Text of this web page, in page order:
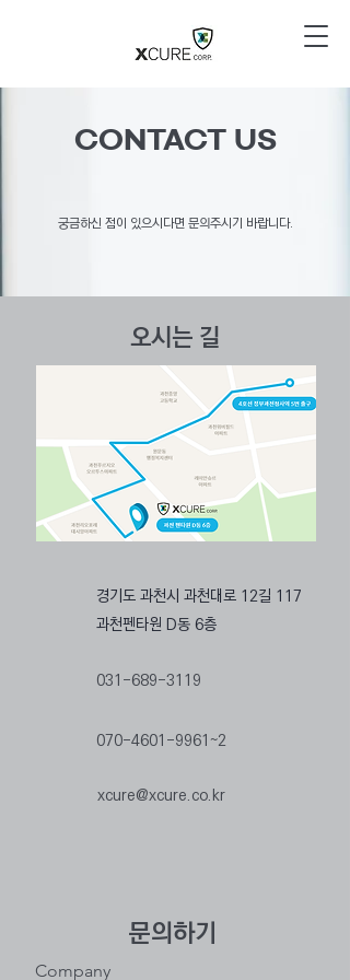
CONTACT US
궁금하신 점이 있으시다면 문의주시기 바랍니다.
오시는 길
경기도 과천시 과천대로 12길 117
​과천펜타원 D동 6층
031-689-3119
070-4601-9961~2
xcure@xcure.co.kr
문의하기
Company